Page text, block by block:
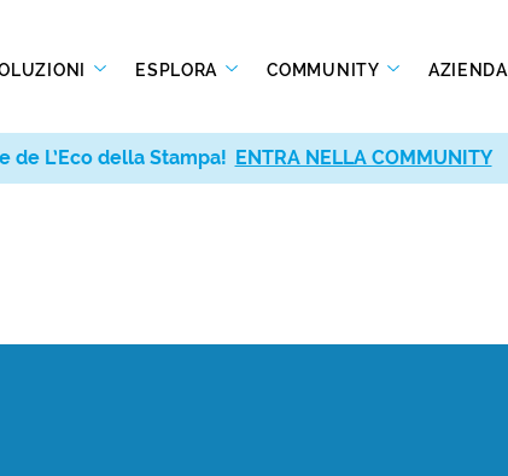
ESPLORA COMMUNITY AZIENDA
de L’Eco della Stampa! ENTRA NELLA COMMUNITY